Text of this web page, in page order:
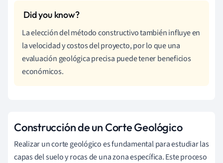
La elección del método constructivo también influye en
la velocidad y costos del proyecto, por lo que una
evaluación geológica precisa puede tener beneficios
económicos.
Construcción de un Corte Geológico
Realizar un corte geológico es fundamental para estudiar las
capas del suelo y rocas de una zona específica. Este proceso